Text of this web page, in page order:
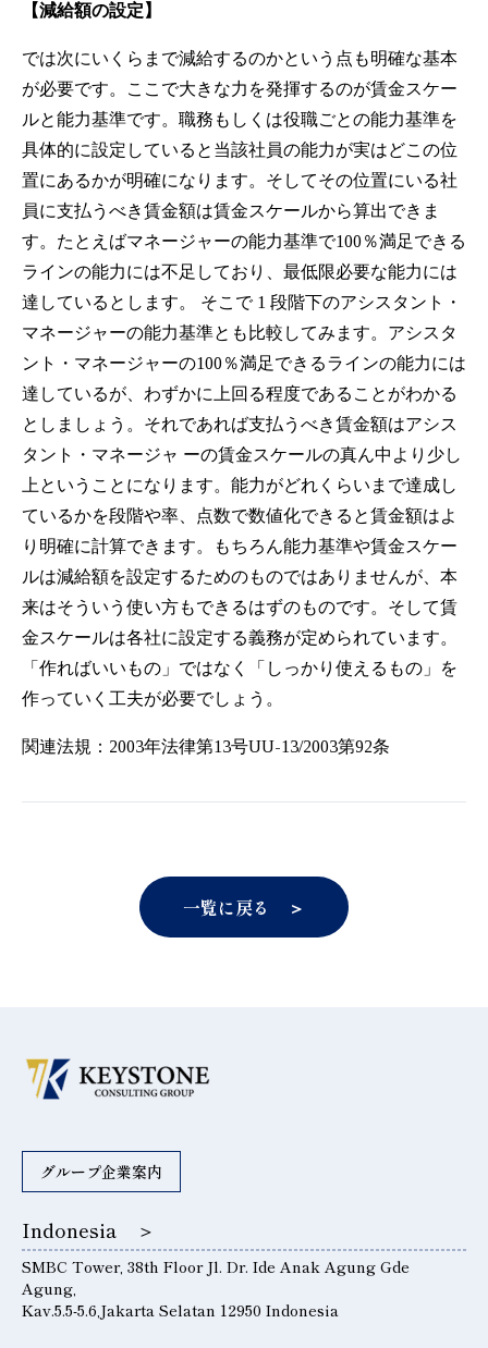
【減給額の設定】
では次にいくらまで減給するのかという点も明確な基本
が必要です。ここで大きな力を発揮するのが賃金スケー
ルと能力基準です。職務もしくは役職ごとの能力基準を
具体的に設定していると当該社員の能力が実はどこの位
置にあるかが明確になります。そしてその位置にいる社
員に支払うべき賃金額は賃金スケールから算出できま
す。たとえばマネージャーの能力基準で100％満足できる
ラインの能力には不足しており、最低限必要な能力には
達しているとします。 そこで 1 段階下のアシスタント・
マネージャーの能力基準とも比較してみます。アシスタ
ント・マネージャーの100％満足できるラインの能力には
達しているが、わずかに上回る程度であることがわかる
としましょう。それであれば支払うべき賃金額はアシス
タント・マネージャ ーの賃金スケールの真ん中より少し
上ということになります。能力がどれくらいまで達成し
ているかを段階や率、点数で数値化できると賃金額はよ
り明確に計算できます。もちろん能力基準や賃金スケー
ルは減給額を設定するためのものではありませんが、本
来はそういう使い方もできるはずのものです。そして賃
金スケールは各社に設定する義務が定められています。
「作ればいいもの」ではなく「しっかり使えるもの」を
作っていく工夫が必要でしょう。
関連法規：2003年法律第13号UU-13/2003第92条
一覧に戻る ＞
グループ企業案内
Indonesia ＞
SMBC Tower, 38th Floor Jl. Dr. Ide Anak Agung Gde
Agung,
Kav.5.5-5.6,Jakarta Selatan 12950 Indonesia